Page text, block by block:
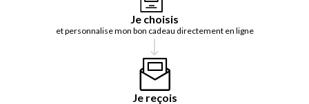
Je choisis
et personnalise mon bon cadeau directement en ligne
Je reçois